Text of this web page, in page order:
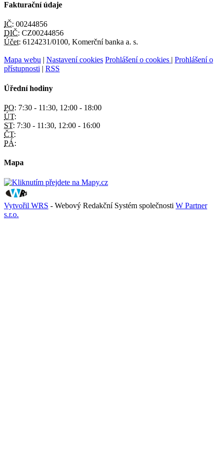
Fakturační údaje
IČ: 00244856
DIČ: CZ00244856
Účet: 6124231/0100, Komerční banka a. s.
Mapa webu Nastavení cookies Prohlášení o cookies
Prohlášení o
přístupnosti
RSS
Úřední hodiny
PO: 7:30 - 11:30, 12:00 - 18:00
ÚT:
ST: 7:30 - 11:30, 12:00 - 16:00
ČT:
PÁ:
Mapa
Vytvořil WRS - Webový Redakční Systém společnosti W Partner
s.r.o.